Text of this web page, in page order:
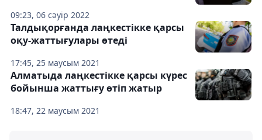
09:23, 06 сәуір 2022
17:45, 25 маусым 2021
Талдықорғанда лаңкестікке қарсы
оқу-жаттығулары өтеді
18:47, 22 маусым 2021
Алматыда лаңкестікке қарсы күрес
бойынша жаттығу өтіп жатыр